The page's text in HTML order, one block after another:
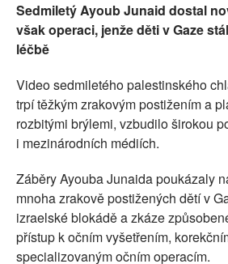
Sedmiletý Ayoub Junaid dostal
však operaci, jenže děti v Gaze
léčbě
Video sedmiletého palestinského
trpí těžkým zrakovým postižením a
rozbitými brýlemi, vzbudilo širokou
i mezinárodních médiích.
Záběry Ayouba Junaida poukázaly
mnoha zrakově postižených dětí v
izraelské blokádě a zkáze
přístup k očním vyšetřením,
specializovaným očním operacím.